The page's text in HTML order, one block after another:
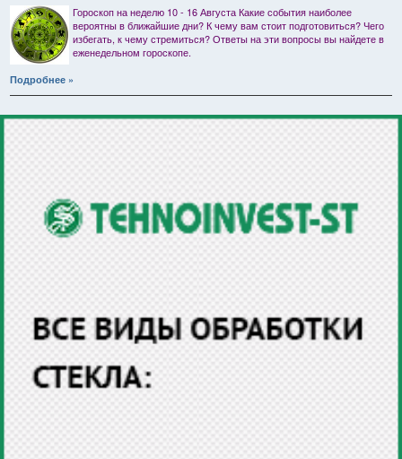
Гороскоп на неделю 10 - 16 Августа Какие события наиболее
вероятны в ближайшие дни? К чему вам стоит подготовиться? Чего
избегать, к чему стремиться? Ответы на эти вопросы вы найдете в
еженедельном гороскопе.
Подробнее »